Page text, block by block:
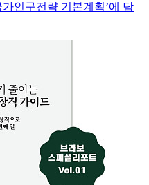
인구전략 기본계획’에 담